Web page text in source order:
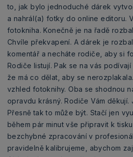
to, jak bylo jednoduché dárek
a nahrál(a) fotky do online editoru.
fotokniha. Konečně je na řadě
Chvíle překvapení. A dárek je
komentář a necháte rodiče, aby si
Rodiče listují. Pak se na vás podívají
že má co dělat, aby se
vzhled fotoknihy. Oba se shodnou
opravdu krásný. Rodiče Vám děkují.
Přesně tak to může být. Stačí jen
během pár minut vše připravit k
bezchybné zpracování v
pravidelně kalibrujeme, abychom